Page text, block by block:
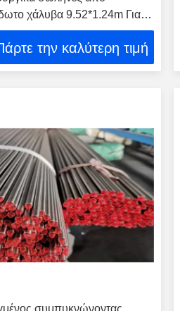
χάλυβα 9.52*1.24m Για
δομή
την καλύτερη τιμή
συμπυκνώνοντας